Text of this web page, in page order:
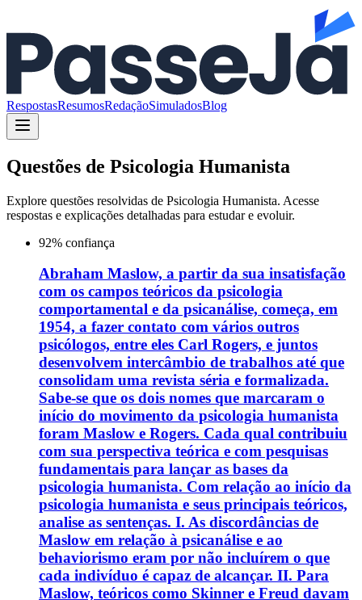
RespostasResumosRedaçãoSimuladosBlog
Questões de Psicologia Humanista
Explore questões resolvidas de Psicologia Humanista. Acesse
respostas e explicações detalhadas para estudar e evoluir.
92% confiança
Abraham Maslow, a partir da sua insatisfação
com os campos teóricos da psicologia
comportamental e da psicanálise, começa, em
1954, a fazer contato com vários outros
psicólogos, entre eles Carl Rogers, e juntos
desenvolvem intercâmbio de trabalhos até que
consolidam uma revista séria e formalizada.
Sabe-se que os dois nomes que marcaram o
início do movimento da psicologia humanista
foram Maslow e Rogers. Cada qual contribuiu
com sua perspectiva teórica e com pesquisas
fundamentais para lançar as bases da
psicologia humanista. Com relação ao início da
psicologia humanista e seus principais teóricos,
analise as sentenças. I. As discordâncias de
Maslow em relação à psicanálise e ao
behaviorismo eram por não incluírem o que
cada indivíduo é capaz de alcançar. II. Para
Maslow, teóricos como Skinner e Freud davam